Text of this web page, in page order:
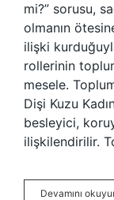
mi?” sorusu,
olmanın
ilişki
rollerinin
mesele.
Dişi Kuzu
besleyici,
ilişkilendirilir.
Devamını